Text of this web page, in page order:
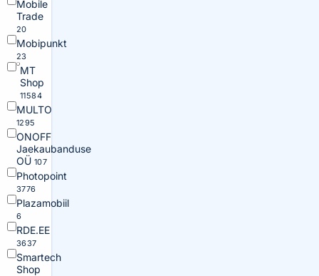
Mobile
Trade
20
Mobipunkt
23
MT
Shop
11584
MULTO
1295
ONOFF
Jaekaubanduse
OÜ 107
Photopoint
3776
Plazamobiil
6
RDE.EE
3637
Smartech
Shop